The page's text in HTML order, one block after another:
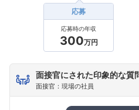
応募
応募時の年収
300万円
面接官にされた印象的な質
面接官：現場の社員